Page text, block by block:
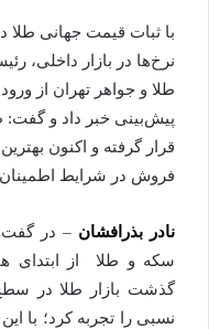
نرخ‌ها در بازار داخلی،
طلا و جواهر تهران از
پیش‌بینی خبر داد و
قرار گرفته و اکنون
فروش در شرایط
نادر بذرافشان – در
سکه و طلا از ابتدای
گذشت بازار طلا در
نسبی را تجربه کرد؛ با